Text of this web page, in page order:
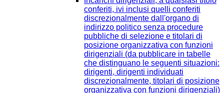
conferiti, ivi inclusi quelli conferiti
discrezionalmente dall'organo di
indirizzo politico senza procedure
pubbliche di selezione e titolari di
posizione organizzativa con funzioni
dirigenziali (da pubblicare in tabelle
che distinguano le seguenti situazioni:
dirigenti, dirigenti individuati
discrezionalmente, titolari di posizione
organizzativa con funzioni dirigenziali)